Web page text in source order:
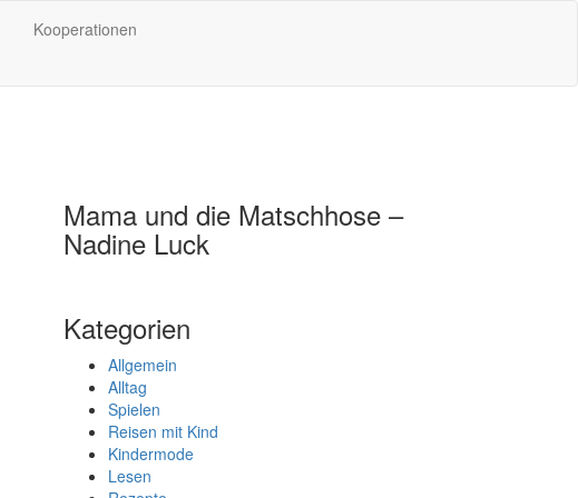
Kooperationen
Mama und die Matschhose –
Nadine Luck
Kategorien
Allgemein
Alltag
Spielen
Reisen mit Kind
Kindermode
Lesen